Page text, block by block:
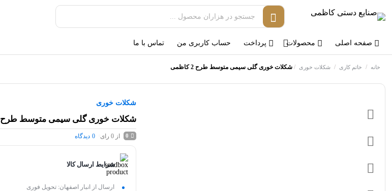
صفحه اصلی محصولات پرداخت حساب کاربری من تماس با ما
خانه / خاتم کاری / شکلات خوری /شکلات خوری گلی سیمی متوسط طرح 2 کاظمی
شکلات خوری
شکلات خوری گلی سیمی متوسط طرح 2 کاظمی
0 از 0 رای 0 دیدگاه
شرایط ارسال کالا
ارسال از انبار اصفهان: تحویل فوری